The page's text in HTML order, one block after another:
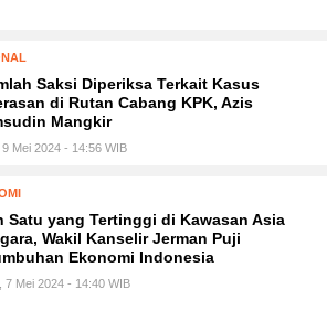
Saksi Diperiksa Terkait Kasus
di Rutan Cabang KPK, Azis
Mangkir
9 Mei 2024 - 14:56 WIB
Satu yang Tertinggi di Kawasan Asia
Wakil Kanselir Jerman Puji
Ekonomi Indonesia
7 Mei 2024 - 14:40 WIB